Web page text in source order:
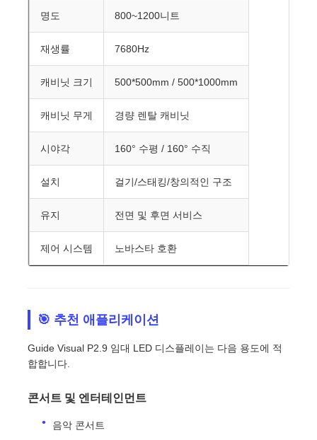
명도 800~1200니트
재생률 7680Hz
캐비닛 크기 500*500mm / 500*1000mm
캐비닛 무게 경량 렌탈 캐비닛
시야각 160° 수평 / 160° 수직
설치 걸기/스태킹/창의적인 구조
유지 전면 및 후면 서비스
제어 시스템 노바스타 호환
🎯 추천 애플리케이션
Guide Visual P2.9 임대 LED 디스플레이는 다음 용도에 적
합합니다.
콘서트 및 엔터테인먼트
음악 콘서트